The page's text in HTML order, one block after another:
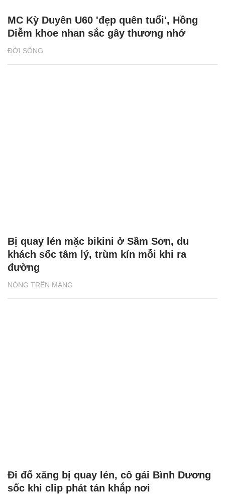
ĐỜI SỐNG
MC Kỳ Duyên U60 'đẹp quên tuổi', Hồng
Diễm khoe nhan sắc gây thương nhớ
NÓNG TRÊN MẠNG
Bị quay lén mặc bikini ở Sầm Sơn, du
khách sốc tâm lý, trùm kín mỗi khi ra
đường
Đi đổ xăng bị quay lén, cô gái Bình Dương
sốc khi clip phát tán khắp nơi